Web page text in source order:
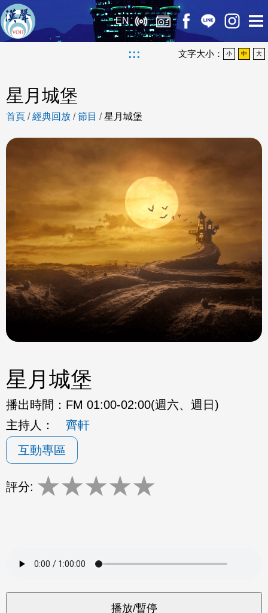
EN
::: 文字大小： 小 中 大
星月城堡
首頁 /經典回放 /節目 /星月城堡
星月城堡
播出時間： FM 01:00-02:00(週六、週日)
主持人：
齊軒
互動專區
評分: ★★★★★